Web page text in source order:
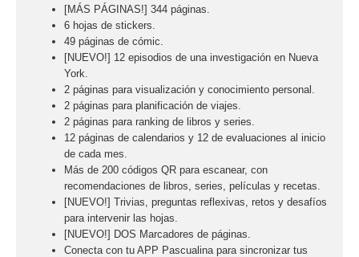
[MÁS PÁGINAS!] 344 páginas.
6 hojas de stickers.
49 páginas de cómic.
[NUEVO!] 12 episodios de una investigación en Nueva
York.
2 páginas para visualización y conocimiento personal.
2 páginas para planificación de viajes.
2 páginas para ranking de libros y series.
12 páginas de calendarios y 12 de evaluaciones al inicio
de cada mes.
Más de 200 códigos QR para escanear, con
recomendaciones de libros, series, películas y recetas.
[NUEVO!] Trivias, preguntas reflexivas, retos y desafíos
para intervenir las hojas.
[NUEVO!] DOS Marcadores de páginas.
Conecta con tu APP Pascualina para sincronizar tus